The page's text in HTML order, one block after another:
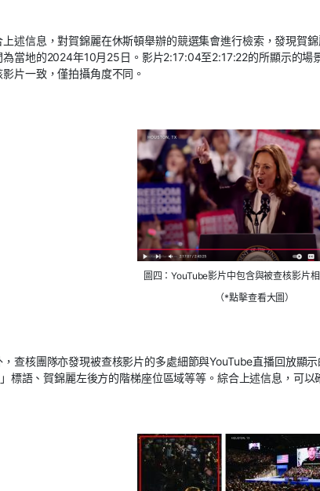
述信息，對賀錦麗在休斯頓舉辦的競選集會進行檢索，發現賀
為當地的2024年10月25日。影片2:17:04至2:17:22的所顯示的場
片一致，僅拍攝角度不同。
圖四：YouTube影片中包含與被查核影片
（*點擊查看大圖）
，查核團隊亦發現被查核影片的多處細節與YouTube直播回放顯
」標語、賀錦麗左後方的階梯座位區域等等。綜合上述信息，可